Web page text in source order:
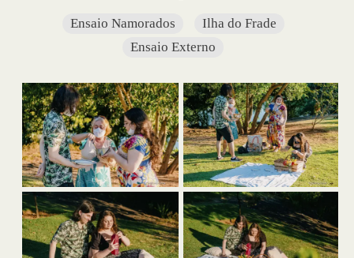
Ensaio Namorados
Ilha do Frade
Ensaio Externo